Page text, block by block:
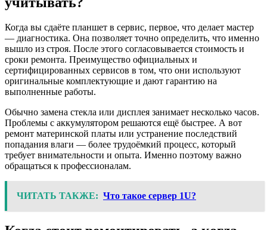
Когда вы сдаёте планшет в сервис, первое, что делает мастер
— диагностика. Она позволяет точно определить, что именно
вышло из строя. После этого согласовывается стоимость и
сроки ремонта. Преимущество официальных и
сертифицированных сервисов в том, что они используют
оригинальные комплектующие и дают гарантию на
выполненные работы.
Обычно замена стекла или дисплея занимает несколько часов.
Проблемы с аккумулятором решаются ещё быстрее. А вот
ремонт материнской платы или устранение последствий
попадания влаги — более трудоёмкий процесс, который
требует внимательности и опыта. Именно поэтому важно
обращаться к профессионалам.
ЧИТАТЬ ТАКЖЕ: Что такое сервер 1U?